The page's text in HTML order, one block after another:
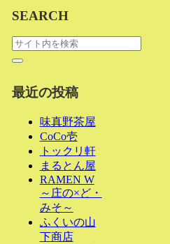
SEARCH
最近の投稿
味真野茶屋
CoCo壱
トックリ軒
まるとん屋
RAMEN W
～庄の×ど・
みそ～
ふくいの山
下商店